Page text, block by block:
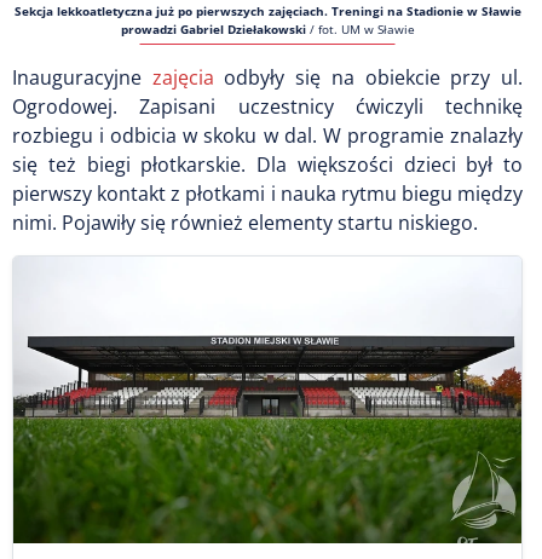
Sekcja lekkoatletyczna już po pierwszych zajęciach. Treningi na Stadionie w Sławie
prowadzi Gabriel Dziełakowski/ fot. UM w Sławie
Inauguracyjne zajęcia odbyły się na obiekcie przy ul.
Ogrodowej. Zapisani uczestnicy ćwiczyli technikę
rozbiegu i odbicia w skoku w dal. W programie znalazły
się też biegi płotkarskie. Dla większości dzieci był to
pierwszy kontakt z płotkami i nauka rytmu biegu między
nimi. Pojawiły się również elementy startu niskiego.